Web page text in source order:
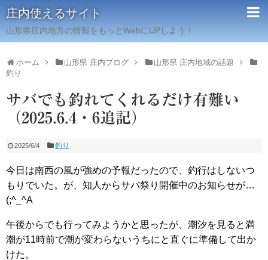
庄内使えるサイト
山形県庄内地方の情報をもっとWebにUPしよう！
ホーム 山形県 庄内ブログ
山形県 庄内地域の話題
釣り
サバでも釣れてくれるだけ有難い
（2025.6.4・6追記）
2025/6/4 釣り
今日は南西の風が強めの予報だったので、釣行はしないつ
もりでいた。が、知人からサバ祭り開催中のお知らせが…
(;^_^A
午後からでも行ってみようかと思ったが、潮汐を見ると満
潮が11時前で潮が変わらないうちにと直ぐに準備して出か
けた。